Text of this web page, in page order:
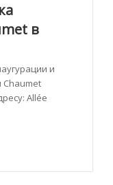
в
и
Allée